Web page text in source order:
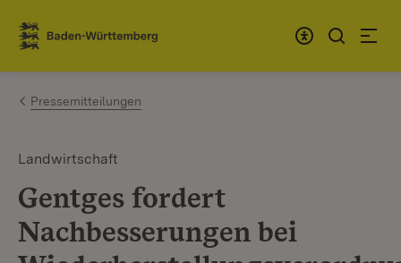
Zum Inhalt springen
Link zur Startseite
Pressemitteilungen
Landwirtschaft
Gentges fordert
Nachbesserungen bei